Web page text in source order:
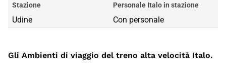
Stazione
Udine
Personale Italo in stazione
Con personale
Gli Ambienti di viaggio del treno alta velocità Italo.